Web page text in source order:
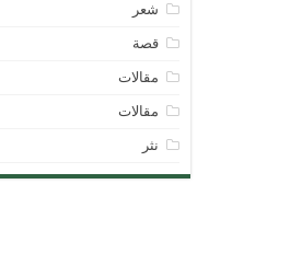
شعر
قصة
مقالات
مقالات
نثر